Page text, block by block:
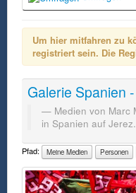
Um hier mitfahren zu
registriert sein. Die
Galerie Spanien
Medien von Marc
in Spanien auf Jerez.
Pfad: Meine Medien Personen